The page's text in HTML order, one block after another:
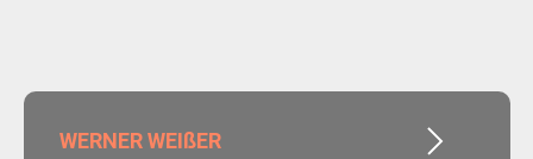
WERNER WEIßER